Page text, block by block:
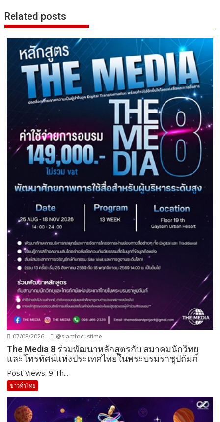
Related posts
07/08/2026 @siamfocustime
The Media 8 ร่วมพัฒนาหลักสูตรกับ สมาคมนักวิทยุ
และโทรทัศน์แห่งประเทศไทยในพระบรมราชูปถัมภ์
Post Views: 9 Th...
ข่าวทั่วไทย